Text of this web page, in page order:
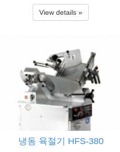
쉽게 사용 가능한 제품으로 큰 고기덩이도 쉽게
장착이 가능, 두께조절 및 폭 조절 미세조정 가
900×750×1430㎜ 1085×1130×1450㎜ Motor
1Ø/ 3Ø, 220V/380V, 400W×2EA 3Ø, 220V, 75
0W×2EA Capacity 35-55 slices/min(50㎐) 33-
58 slices/min(50㎐) 40-58 slices/min(60㎐) L
oading Demension 720×300×200㎜ 780×33
0×200㎜ Diameter of Knife Ø363㎜ Ø385㎜ S
lice Thickness 0.1~10㎜ 0.1~22㎜ Net Weight
195㎏ 315㎏ Remark 380V(option) 자료 출처
: 한국 후지 공업
View details »
냉동 육절기 HFS-380